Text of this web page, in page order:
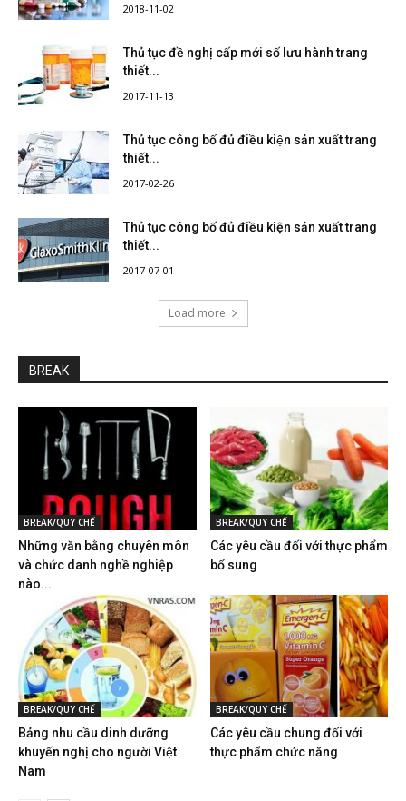
2018-11-02
Thủ tục đề nghị cấp mới số lưu hành trang
thiết...
2017-11-13
Thủ tục công bố đủ điều kiện sản xuất trang
thiết...
2017-02-26
Thủ tục công bố đủ điều kiện sản xuất trang
thiết...
2017-07-01
Load more
BREAK
BREAK/QUY CHẾ
Những văn bằng chuyên môn
và chức danh nghề nghiệp
nào...
BREAK/QUY CHẾ
Các yêu cầu đối với thực phẩm
bổ sung
BREAK/QUY CHẾ
Bảng nhu cầu dinh dưỡng
khuyến nghị cho người Việt
Nam
BREAK/QUY CHẾ
Các yêu cầu chung đối với
thực phẩm chức năng